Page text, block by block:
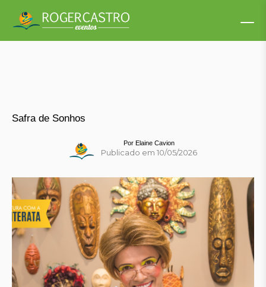
Safra de Sonhos
Por Elaine Cavion
Publicado em 10/05/2026